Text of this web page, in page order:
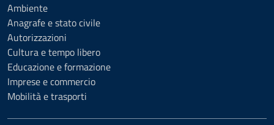
Ambiente
Anagrafe e stato civile
Autorizzazioni
Cultura e tempo libero
Educazione e formazione
Imprese e commercio
Mobilità e trasporti